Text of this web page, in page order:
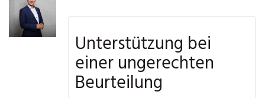
Unterstützung bei
einer ungerechten
Beurteilung